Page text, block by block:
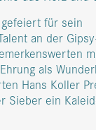
für sein
an der
als
Hans Koller
Sieber ein